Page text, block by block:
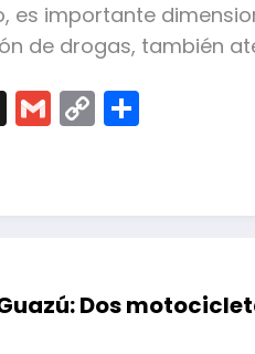
es importante
de drogas, también
X Gmail
Copy
Link
Dos